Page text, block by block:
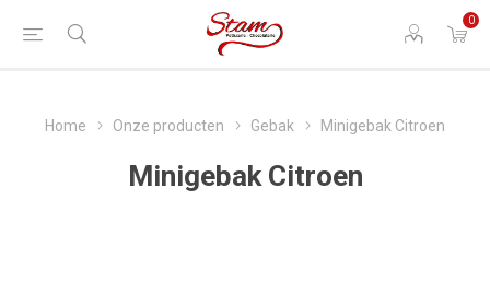
0
Home Onze producten Gebak Minigebak Citroen
Minigebak Citroen